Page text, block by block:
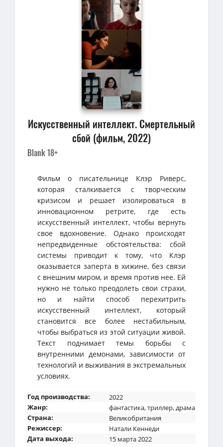
Искусственный интеллект. Смертельный
сбой (фильм, 2022)
Blank 18+
Фильм о писательнице Клэр Риверс,
которая сталкивается с творческим
кризисом и решает изолироваться в
инновационном ретрите, где есть
искусственный интеллект, чтобы вернуть
свое вдохновение. Однако происходят
непредвиденные обстоятельства: сбой
системы приводит к тому, что Клэр
оказывается заперта в хижине, без связи
с внешним миром, и время против нее. Ей
нужно не только преодолеть свои страхи,
но и найти способ перехитрить
искусственный интеллект, который
становится все более нестабильным,
чтобы выбраться из этой ситуации живой.
Текст поднимает темы борьбы с
внутренними демонами, зависимости от
технологий и выживания в экстремальных
условиях.
Год производства:
2022
Жанр:
фантастика,триллер,драма
Страна:
Великобритания
Режиссер:
Натали Кеннеди
Дата выхода:
15 марта 2022